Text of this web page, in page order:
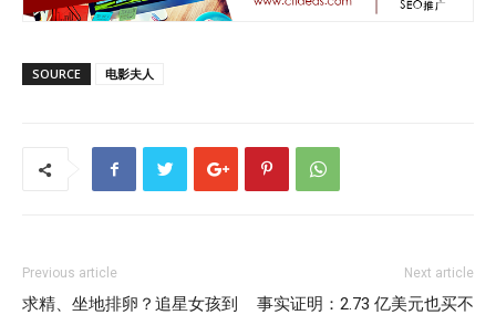
SOURCE 电影夫人
Previous article
求精、坐地排卵？追星女孩到
Next article
事实证明：2.73 亿美元也买不